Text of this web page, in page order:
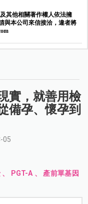
其他相關著作權人依法擁
與本公司來信接洽，違者將
實，就善用檢
備孕、懷孕到
05
、 PGT-A 、 產前單基因